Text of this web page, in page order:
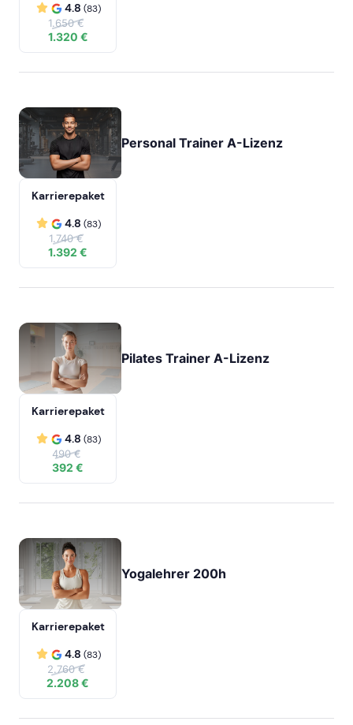
4.8 (83)
1.650 €
1.320 €
Personal Trainer A-Lizenz
Karrierepaket
4.8 (83)
1.740 €
1.392 €
Pilates Trainer A-Lizenz
Karrierepaket
4.8 (83)
490 €
392 €
Yogalehrer 200h
Karrierepaket
4.8 (83)
2.760 €
2.208 €